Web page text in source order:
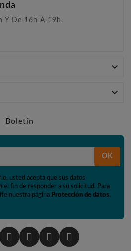
Y De 16h A 19h.


Boletín
OK
usted acepta que sus datos
el fin de responder a su solicitud. Para
nuestra página Protección de datos.